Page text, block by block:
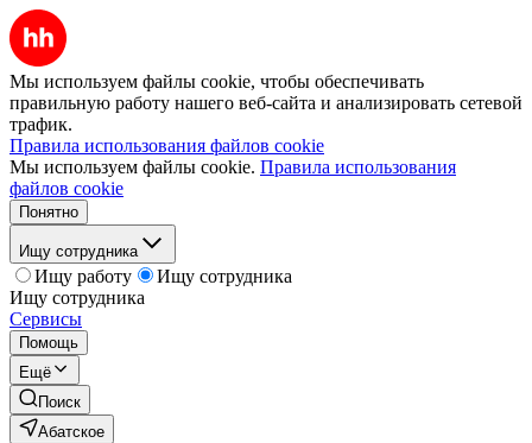
Мы используем файлы cookie, чтобы обеспечивать
правильную работу нашего веб-сайта и анализировать сетевой
трафик.
Правила использования файлов cookie
Мы используем файлы cookie. Правила использования
файлов cookie
Понятно
Ищу сотрудника
Ищу работу
Ищу сотрудника
Ищу сотрудника
Сервисы
Помощь
Ещё
Поиск
Абатское